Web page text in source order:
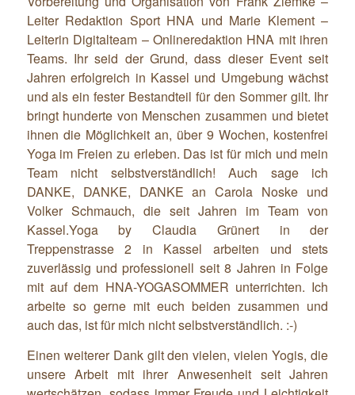
Leiter Redaktion Sport HNA und Marie Klement –
Leiterin Digitalteam – Onlineredaktion HNA mit ihren
Teams. Ihr seid der Grund, dass dieser Event seit
Jahren erfolgreich in Kassel und Umgebung wächst
und als ein fester Bestandteil für den Sommer gilt. Ihr
bringt hunderte von Menschen zusammen und bietet
ihnen die Möglichkeit an, über 9 Wochen, kostenfrei
Yoga im Freien zu erleben. Das ist für mich und mein
Team nicht selbstverständlich! Auch sage ich
DANKE, DANKE, DANKE an Carola Noske und
Volker Schmauch, die seit Jahren im Team von
Kassel.Yoga by Claudia Grünert in der
Treppenstrasse 2 in Kassel arbeiten und stets
zuverlässig und professionell seit 8 Jahren in Folge
mit auf dem HNA-YOGASOMMER unterrichten. Ich
arbeite so gerne mit euch beiden zusammen und
auch das, ist für mich nicht selbstverständlich. :-)
Einen weiterer Dank gilt den vielen, vielen Yogis, die
unsere Arbeit mit ihrer Anwesenheit seit Jahren